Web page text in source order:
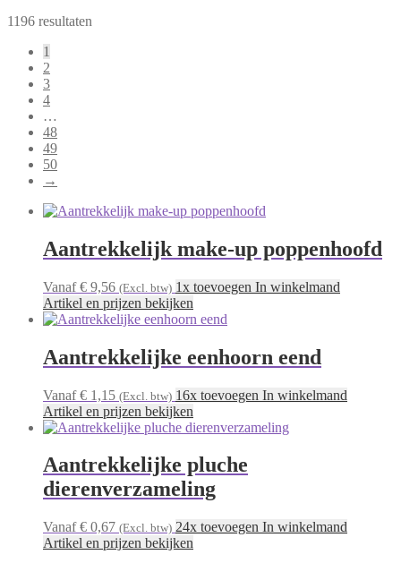
1196 resultaten
1
2
3
4
…
48
49
50
→
Aantrekkelijk make-up poppenhoofd
Vanaf € 9,56 (Excl. btw) 1x toevoegen In winkelmand
Artikel en prijzen bekijken
Aantrekkelijke eenhoorn eend
Vanaf € 1,15 (Excl. btw) 16x toevoegen In winkelmand
Artikel en prijzen bekijken
Aantrekkelijke pluche
dierenverzameling
Vanaf € 0,67 (Excl. btw) 24x toevoegen In winkelmand
Artikel en prijzen bekijken